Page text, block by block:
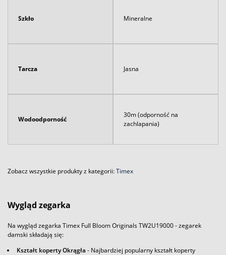
Szkło Mineralne
Tarcza Jasna
Wodoodporność
30m (odporność na
zachlapania)
Zobacz wszystkie produkty z kategorii:Timex
Wygląd zegarka
Na wygląd zegarka Timex Full Bloom Originals TW2U19000 - zegarek
damski składają się:
Kształt koperty Okrągła - Najbardziej popularny kształt koperty